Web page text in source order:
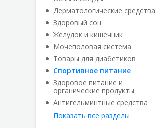
Дерматологические средства
Здоровый сон
Желудок и кишечник
Мочеполовая система
Товары для диабетиков
Спортивное питание
Здоровое питание и
органические продукты
Антигельминтные средства
Показать все разделы